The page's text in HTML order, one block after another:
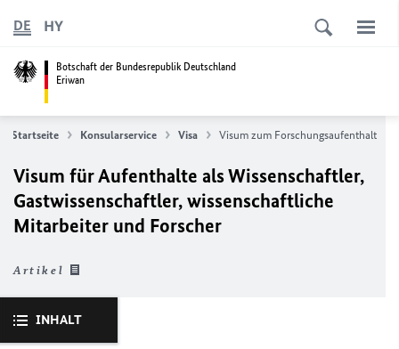
Botschaft der Bundesrepublik Deutschland
Eriwan
DE HY
Startseite Konsularservice Visa Visum zum Forschungsaufenthalt
Visum für Aufenthalte als Wissenschaftler,
Gastwissenschaftler, wissenschaftliche
Mitarbeiter und Forscher
Artikel
INHALT